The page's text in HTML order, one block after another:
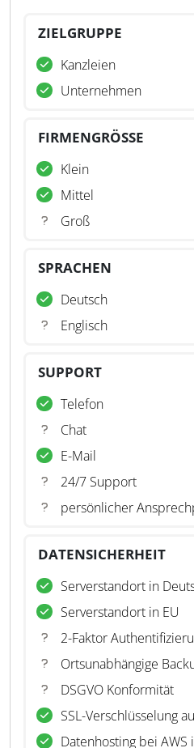
ZIELGRUPPE
Kanzleien
Unternehmen
FIRMENGRÖSSE
Klein
Mittel
Groß
SPRACHEN
Deutsch
Englisch
SUPPORT
Telefon
Chat
E-Mail
24/7 Support
persönlicher
DATENSICHERHEIT
Serverstandort in
Serverstandort in EU
2-Faktor
Ortsunabhängige
DSGVO Konformität
SSL-Verschlüsselung
Datenhosting bei AWS